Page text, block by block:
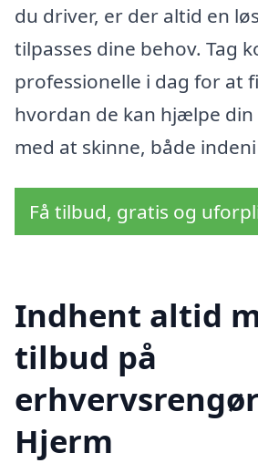
du driver, er der altid en
tilpasses dine behov. Tag
professionelle i dag for at
hvordan de kan hjælpe
med at skinne, både
Få tilbud, gratis og
Indhent altid
tilbud på
Hjerm